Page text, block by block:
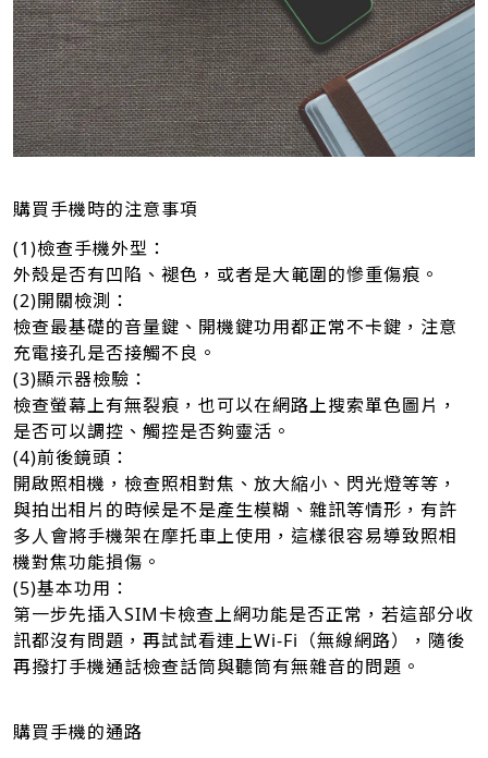
購買手機時的注意事項
(1)檢查手機外型：
外殼是否有凹陷、褪色，或者是大範圍的慘重傷痕。
(2)開關檢測：
檢查最基礎的音量鍵、開機鍵功用都正常不卡鍵，注意
充電接孔是否接觸不良。
(3)顯示器檢驗：
檢查螢幕上有無裂痕，也可以在網路上搜索單色圖片，
是否可以調控、觸控是否夠靈活。
(4)前後鏡頭：
開啟照相機，檢查照相對焦、放大縮小、閃光燈等等，
與拍出相片的時候是不是產生模糊、雜訊等情形，有許
多人會將手機架在摩托車上使用，這樣很容易導致照相
機對焦功能損傷。
(5)基本功用：
第一步先插入SIM卡檢查上網功能是否正常，若這部分收
訊都沒有問題，再試試看連上Wi-Fi（無線網路），隨後
再撥打手機通話檢查話筒與聽筒有無雜音的問題。
購買手機的通路